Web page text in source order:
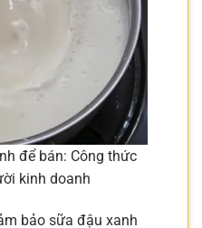
để bán: Công thức
kinh doanh
bảo sữa đậu xanh